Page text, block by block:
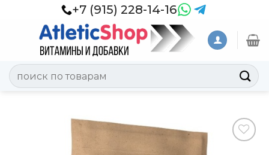
+7 (915) 228-14-16
Искать: